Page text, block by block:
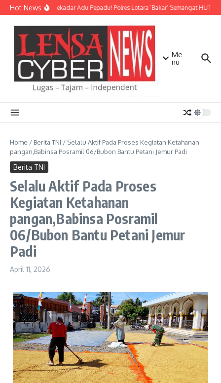
Lewati ke konten
Hot NewsBukan Sekadar Adu Pepadu! Polres Lotara ‘Bakar’ Semangat HUT
Me
nu
Home / Berita TNI / Selalu Aktif Pada Proses Kegiatan Ketahanan
pangan,Babinsa Posramil 06/Bubon Bantu Petani Jemur Padi
Berita TNI
Selalu Aktif Pada Proses
Kegiatan Ketahanan
pangan,Babinsa Posramil
06/Bubon Bantu Petani Jemur
Padi
April 11, 2026